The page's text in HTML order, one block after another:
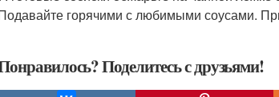
горячими с любимыми соусами.
Поделитесь с друзьями!